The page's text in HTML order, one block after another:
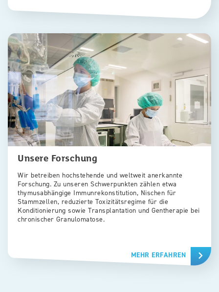
Unsere Forschung
Wir betreiben hochstehende und weltweit anerkannte
Forschung. Zu unseren Schwerpunkten zählen etwa
thymusabhängige Immunrekonstitution, Nischen für
Stammzellen, reduzierte Toxizitätsregime für die
Konditionierung sowie Transplantation und Gentherapie bei
chronischer Granulomatose.
MEHR ERFAHREN